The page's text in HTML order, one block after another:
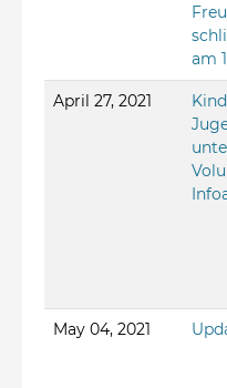
am
April 27, 2021
May 04, 2021